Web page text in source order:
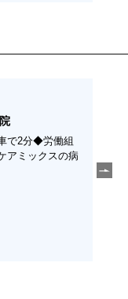
で2分◆労働組
アミックスの病
いて